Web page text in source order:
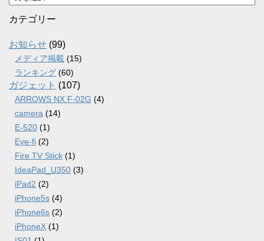
ー
カ
ブ
カテゴリー
お知らせ (99)
メディア掲載 (15)
ランキング (60)
ガジェット (107)
ARROWS NX F-02G (4)
camera (14)
E-520 (1)
Eye-fi (2)
Fire TV Stick (1)
IdeaPad_U350 (3)
iPad2 (2)
iPhone5s (4)
iPhone6s (2)
iPhoneX (1)